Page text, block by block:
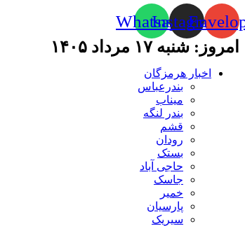
Instagram
Whatsapp
امروز: شنبه ۱۷ مرداد ۱۴۰۵
اخبار هرمزگان
بندرعباس
میناب
بندر لنگه
قشم
رودان
بستک
حاجی آباد
جاسک
خمیر
پارسیان
سیریک